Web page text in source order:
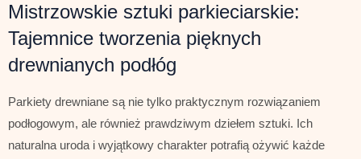
Mistrzowskie sztuki parkieciarskie:
Tajemnice tworzenia pięknych
drewnianych podłóg
Parkiety drewniane są nie tylko praktycznym rozwiązaniem
podłogowym, ale również prawdziwym dziełem sztuki. Ich
naturalna uroda i wyjątkowy charakter potrafią ożywić każde